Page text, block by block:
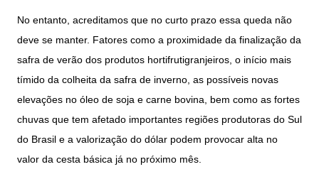
No entanto, acreditamos que no curto prazo essa queda não
deve se manter. Fatores como a proximidade da finalização da
safra de verão dos produtos hortifrutigranjeiros, o início mais
tímido da colheita da safra de inverno, as possíveis novas
elevações no óleo de soja e carne bovina, bem como as fortes
chuvas que tem afetado importantes regiões produtoras do Sul
do Brasil e a valorização do dólar podem provocar alta no
valor da cesta básica já no próximo mês.